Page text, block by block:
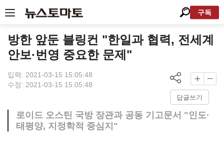
구독
방한 앞둔 블링컨 "한일과 협력, 전세계
안보·번영 중요한 문제"
입력: 2021-03-15 15:05:48
수정: 2021-03-15 15:05:48
답글쓰기
로이드 오스틴 국방 장관과 공동 기고문서 "인도·
태평양, 지정학적 중심지"